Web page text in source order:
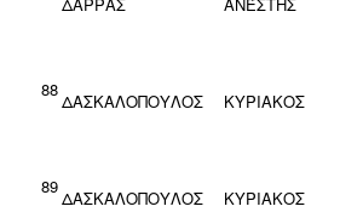
ΔΑΡΡΑΣ ΑΝΈΣΤΗΣ
88
ΔΑΣΚΑΛΟΠΟΥΛΟΣ ΚΥΡΙΑΚΟΣ
89
ΔΑΣΚΑΛΟΠΟΥΛΟΣ ΚΥΡΙΑΚΟΣ